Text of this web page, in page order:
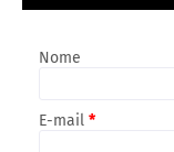
Nome
E-mail *